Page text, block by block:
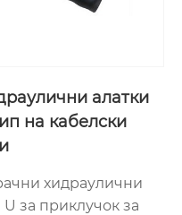
алатки
на кабелски
хидраулични
за приклучок за